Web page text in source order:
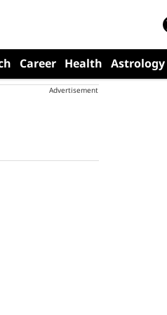
Career Health Astrology
Advertisement